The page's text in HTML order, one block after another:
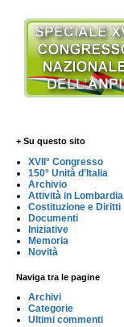
+ Su questo sito
XVII° Congresso
150° Unità d'Italia
Archivio
Attività in Lombardia
Costituzione e Diritti
Documenti
Iniziative
Memoria
Novità
Naviga tra le pagine
Archivi
Categorie
Ultimi commenti